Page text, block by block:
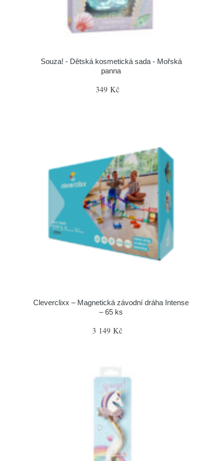
Souza! - Dětská kosmetická sada - Mořská
panna
349 Kč
Cleverclixx – Magnetická závodní dráha Intense
– 65 ks
3 149 Kč